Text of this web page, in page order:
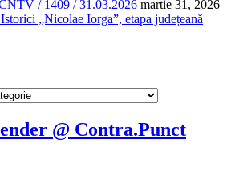
/ 1409 / 31.03.2026 martie 31, 2026
„Nicolae Iorga”, etapa județeană
@ Contra.Punct